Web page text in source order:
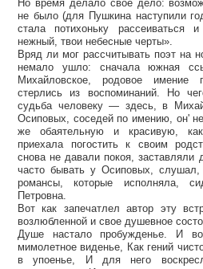
Но время делало свое дело:
не было (для Пушкина наступили
стала потихоньку
нежный, твои небесные черты».
Вряд ли мог рассчитывать поэт на
немало ушло: сначала южная
Михайловское, родовое имение
стерлись из воспоминаний. Но
судьба человеку — здесь, в
Осиповых, соседей по имению, он'
же обаятельную и красивую,
приехала погостить к своим
снова не давали покоя, заставляли
часто бывать у Осиповых, слушал,
романсы, которые исполняла,
Петровна.
Вот как запечатлел автор эту
возлюбленной и свое душевное
Душе настало пробужденье. И
мимолетное виденье, Как гений
в упоенье, И для него